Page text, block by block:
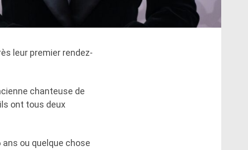
leur premier rendez-
chanteuse de
ont tous deux
ou quelque chose